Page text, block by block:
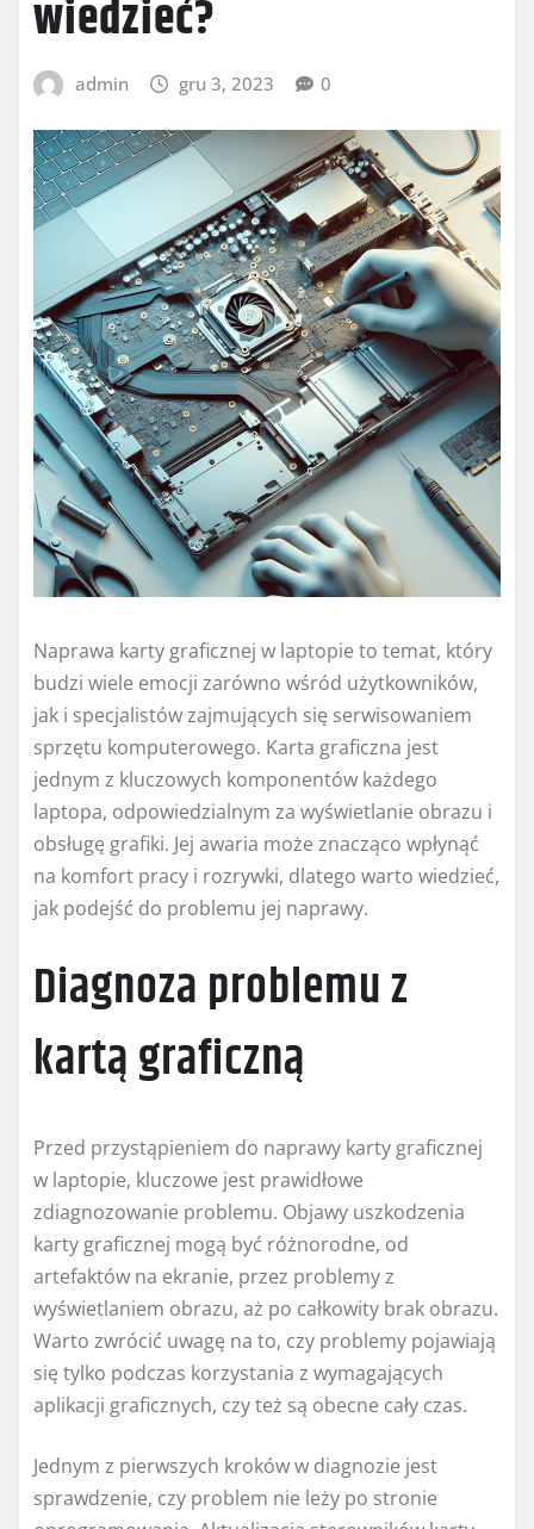
wiedzieć?
admin gru 3, 2023 0
Naprawa karty graficznej w laptopie to temat, który
budzi wiele emocji zarówno wśród użytkowników,
jak i specjalistów zajmujących się serwisowaniem
sprzętu komputerowego. Karta graficzna jest
jednym z kluczowych komponentów każdego
laptopa, odpowiedzialnym za wyświetlanie obrazu i
obsługę grafiki. Jej awaria może znacząco wpłynąć
na komfort pracy i rozrywki, dlatego warto wiedzieć,
jak podejść do problemu jej naprawy.
Diagnoza problemu z
kartą graficzną
Przed przystąpieniem do naprawy karty graficznej
w laptopie, kluczowe jest prawidłowe
zdiagnozowanie problemu. Objawy uszkodzenia
karty graficznej mogą być różnorodne, od
artefaktów na ekranie, przez problemy z
wyświetlaniem obrazu, aż po całkowity brak obrazu.
Warto zwrócić uwagę na to, czy problemy pojawiają
się tylko podczas korzystania z wymagających
aplikacji graficznych, czy też są obecne cały czas.
Jednym z pierwszych kroków w diagnozie jest
sprawdzenie, czy problem nie leży po stronie